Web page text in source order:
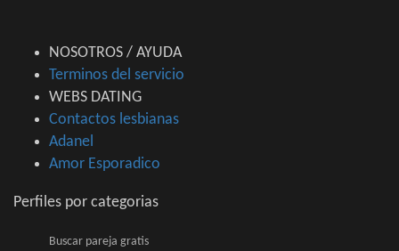
NOSOTROS / AYUDA
Terminos del servicio
WEBS DATING
Contactos lesbianas
Adanel
Amor Esporadico
Perfiles por categorias
Buscar pareja gratis